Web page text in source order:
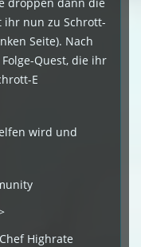
ihr nun zu Schrott-
Seite). Nach
Quest, die ihr
E
wird und
Highrate